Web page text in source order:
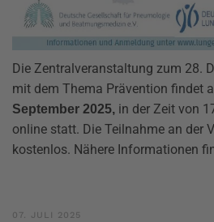
Die Zentralveranstaltung zum 28.
mit dem Thema Prävention findet
September 2025, in der Zeit von
online statt. Die Teilnahme an der
kostenlos. Nähere Informationen
07. JULI 2025